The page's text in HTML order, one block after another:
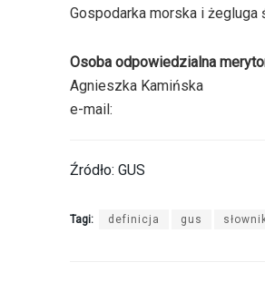
Gospodarka morska i żegluga
Osoba odpowiedzialna
Agnieszka Kamińska
e-mail:
Źródło: GUS
Tagi: definicja gus